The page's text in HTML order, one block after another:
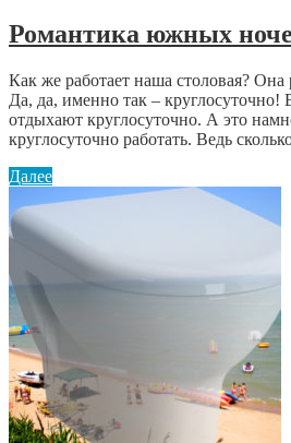
Романтика южных
Как же работает наша столовая? Она
Да, да, именно так –
отдыхают круглосуточно. А это
круглосуточно работать. Ведь
Далее